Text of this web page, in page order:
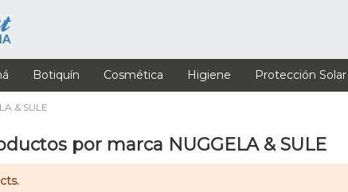
Botiquín Cosmética Higiene Protección Solar
& SULE
por marca NUGGELA & SULE